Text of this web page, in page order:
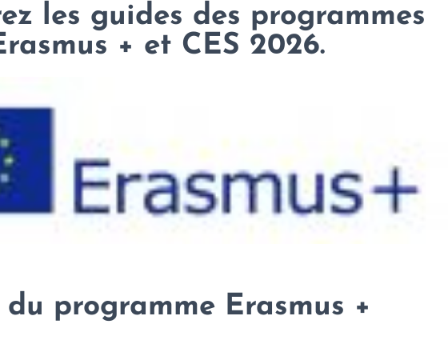
les guides des programmes
+ et CES 2026.
du programme Erasmus +